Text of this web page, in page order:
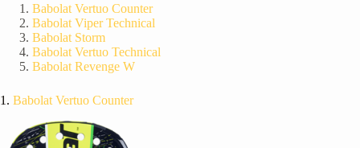
Babolat Vertuo Counter
Babolat Viper Technical
Babolat Storm
Babolat Vertuo Technical
Babolat Revenge W
1. Babolat Vertuo Counter